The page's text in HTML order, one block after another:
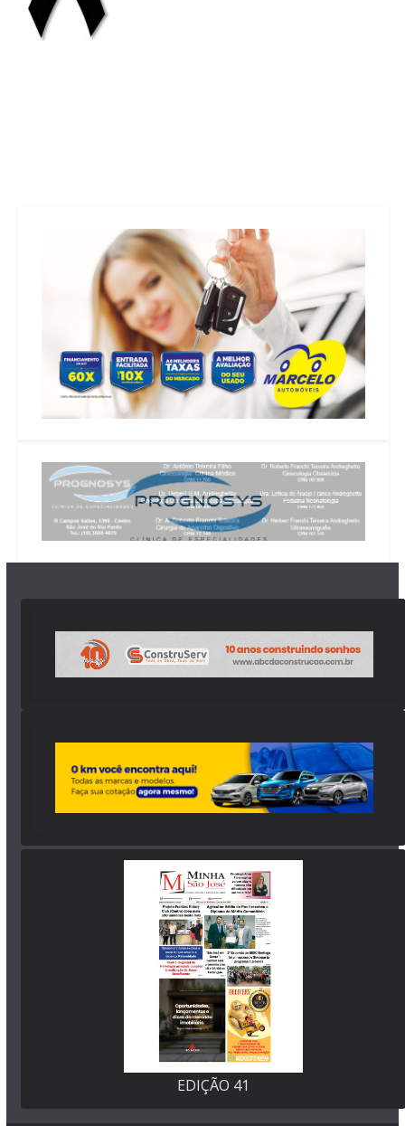
EDIÇÃO 41